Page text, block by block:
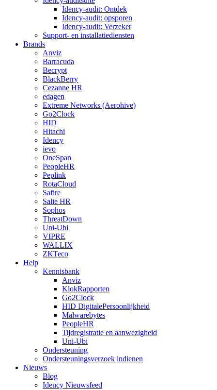
Idency-audit: Ontdek
Idency-audit: opsporen
Idency-audit: Verzeker
Support- en installatiediensten
Brands
Anviz
Barracuda
Becrypt
BlackBerry
Cezanne HR
edagen
Extreme Networks (Aerohive)
Go2Clock
HID
Hitachi
Idency
ievo
OneSpan
PeopleHR
Peplink
RotaCloud
Safire
Salie HR
Sophos
ThreatDown
Uni-Ubi
VIPRE
WALLIX
ZKTeco
Help
Kennisbank
Anviz
KlokRapporten
Go2Clock
HID DigitalePersoonlijkheid
Malwarebytes
PeopleHR
Tijdregistratie en aanwezigheid
Uni-Ubi
Ondersteuning
Ondersteuningsverzoek indienen
Nieuws
Blog
Idency Nieuwsfeed